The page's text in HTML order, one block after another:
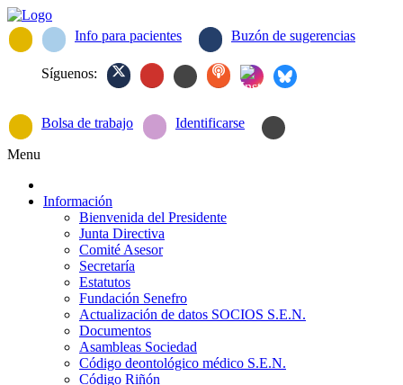
Info para pacientes Buzón de sugerencias
Síguenos:
Bolsa de trabajo Identificarse
Menu
Información
Bienvenida del Presidente
Junta Directiva
Comité Asesor
Secretaría
Estatutos
Fundación Senefro
Actualización de datos SOCIOS S.E.N.
Documentos
Asambleas Sociedad
Código deontológico médico S.E.N.
Código Riñón